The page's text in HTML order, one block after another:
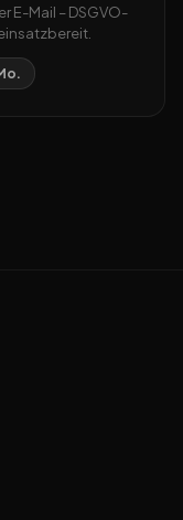
E-Mail – DSGVO-